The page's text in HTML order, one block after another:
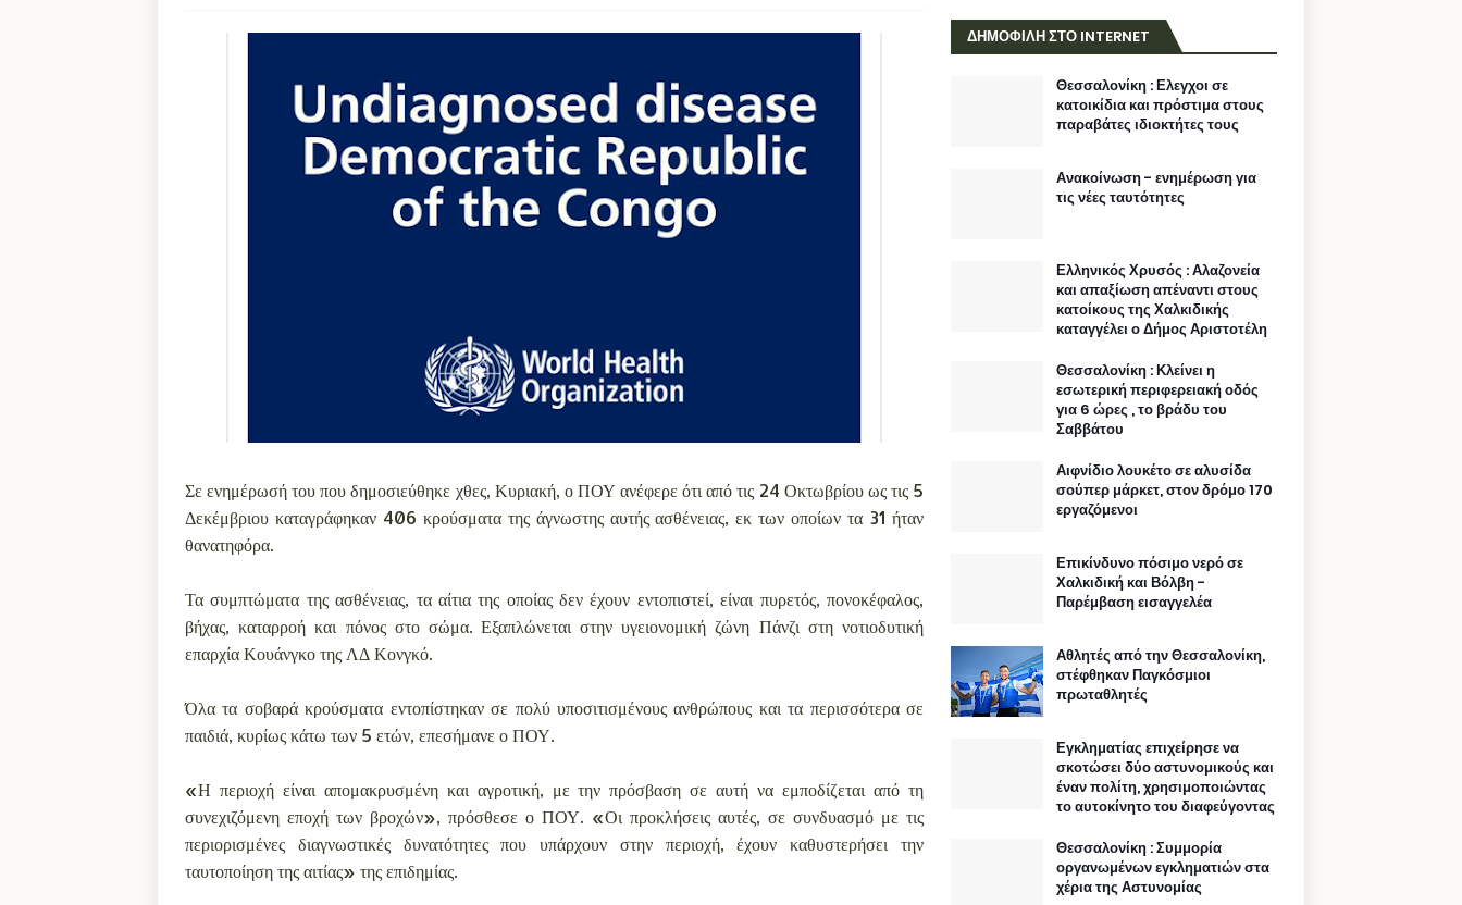
Σε ενημέρωσή του που δημοσιεύθηκε χθες, Κυριακή, ο ΠΟΥ ανέφερε ότι από τις 24 Οκτωβρίου ως τις 5
Δεκέμβριου καταγράφηκαν 406 κρούσματα της άγνωστης αυτής ασθένειας, εκ των οποίων τα 31 ήταν
θανατηφόρα.
Τα συμπτώματα της ασθένειας, τα αίτια της οποίας δεν έχουν εντοπιστεί, είναι πυρετός, πονοκέφαλος,
βήχας, καταρροή και πόνος στο σώμα. Εξαπλώνεται στην υγειονομική ζώνη Πάνζι στη νοτιοδυτική
επαρχία Κουάνγκο της ΛΔ Κονγκό.
Όλα τα σοβαρά κρούσματα εντοπίστηκαν σε πολύ υποσιτισμένους ανθρώπους και τα περισσότερα σε
παιδιά, κυρίως κάτω των 5 ετών, επεσήμανε ο ΠΟΥ.
«Η περιοχή είναι απομακρυσμένη και αγροτική, με την πρόσβαση σε αυτή να εμποδίζεται από τη
συνεχιζόμενη εποχή των βροχών», πρόσθεσε ο ΠΟΥ. «Οι προκλήσεις αυτές, σε συνδυασμό με τις
περιορισμένες διαγνωστικές δυνατότητες που υπάρχουν στην περιοχή, έχουν καθυστερήσει την
ταυτοποίηση της αιτίας» της επιδημίας.
ΔΗΜΟΦΙΛΗ ΣΤΟ INTERNET
Θεσσαλονίκη : Ελεγχοι σε
κατοικίδια και πρόστιμα στους
παραβάτες ιδιοκτήτες τους
Ανακοίνωση - ενημέρωση για
τις νέες ταυτότητες
Ελληνικός Χρυσός : Αλαζονεία
και απαξίωση απέναντι στους
κατοίκους της Χαλκιδικής
καταγγέλει ο Δήμος Αριστοτέλη
Θεσσαλονίκη : Κλείνει η
εσωτερική περιφερειακή οδός
για 6 ώρες , το βράδυ του
Σαββάτου
Αιφνίδιο λουκέτο σε αλυσίδα
σούπερ μάρκετ, στον δρόμο 170
εργαζόμενοι
Επικίνδυνο πόσιμο νερό σε
Χαλκιδική και Βόλβη -
Παρέμβαση εισαγγελέα
Αθλητές από την Θεσσαλονίκη,
στέφθηκαν Παγκόσμιοι
πρωταθλητές
Εγκληματίας επιχείρησε να
σκοτώσει δύο αστυνομικούς και
έναν πολίτη, χρησιμοποιώντας
το αυτοκίνητο του διαφεύγοντας
Θεσσαλονίκη : Συμμορία
οργανωμένων εγκληματιών στα
χέρια της Αστυνομίας